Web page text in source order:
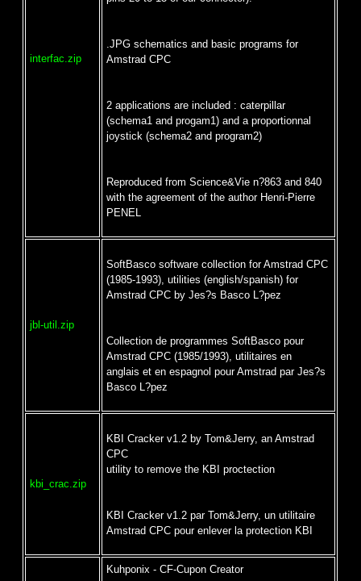
interfac.zip
.JPG schematics and basic programs for
Amstrad CPC
2 applications are included : caterpillar
(schema1 and progam1) and a proportionnal
joystick (schema2 and program2)
Reproduced from Science&Vie n?863 and 840
with the agreement of the author Henri-Pierre
PENEL
jbl-util.zip
SoftBasco software collection for Amstrad CPC
(1985-1993), utilities (english/spanish) for
Amstrad CPC by Jes?s Basco L?pez
Collection de programmes SoftBasco pour
Amstrad CPC (1985/1993), utilitaires en
anglais et en espagnol pour Amstrad par Jes?s
Basco L?pez
kbi_crac.zip
KBI Cracker v1.2 by Tom&Jerry, an Amstrad
CPC
utility to remove the KBI proctection
KBI Cracker v1.2 par Tom&Jerry, un utilitaire
Amstrad CPC pour enlever la protection KBI
Kuhponix - CF-Cupon Creator